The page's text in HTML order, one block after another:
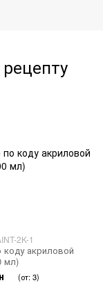
2K-1
акриловой
мл)
(от: 3)